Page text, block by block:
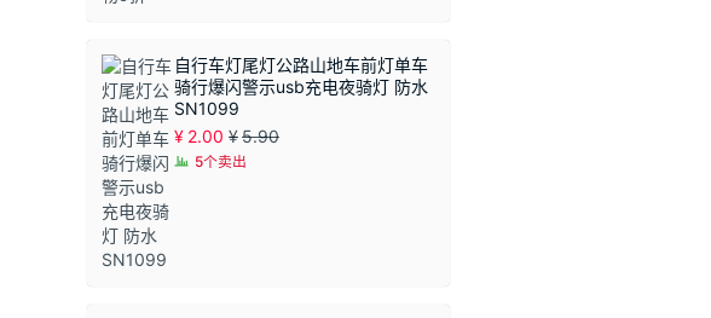
自行车灯尾灯公路山地车前灯单车
骑行爆闪警示usb充电夜骑灯 防水
SN1099
¥ 2.00 ¥5.90
5个卖出